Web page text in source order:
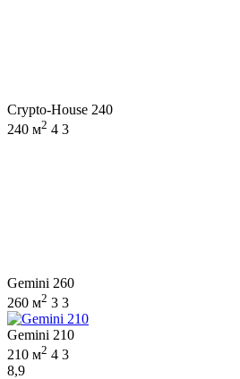
Crypto-House 240
240 м2 4 3
Gemini 260
260 м2 3 3
Gemini 210
210 м2 4 3
8,9